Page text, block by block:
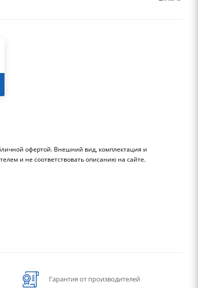
офертой. Внешний вид, комплектация и
и не соответствовать описанию на сайте.
Гарантия от производителей